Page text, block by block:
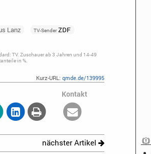
Lanz TV-SenderZDF
TV. Zuschauer ab 3 Jahren und 14-49
in %.
Kurz-URL:qmde.de/139995
Kontakt
nächster Artikel